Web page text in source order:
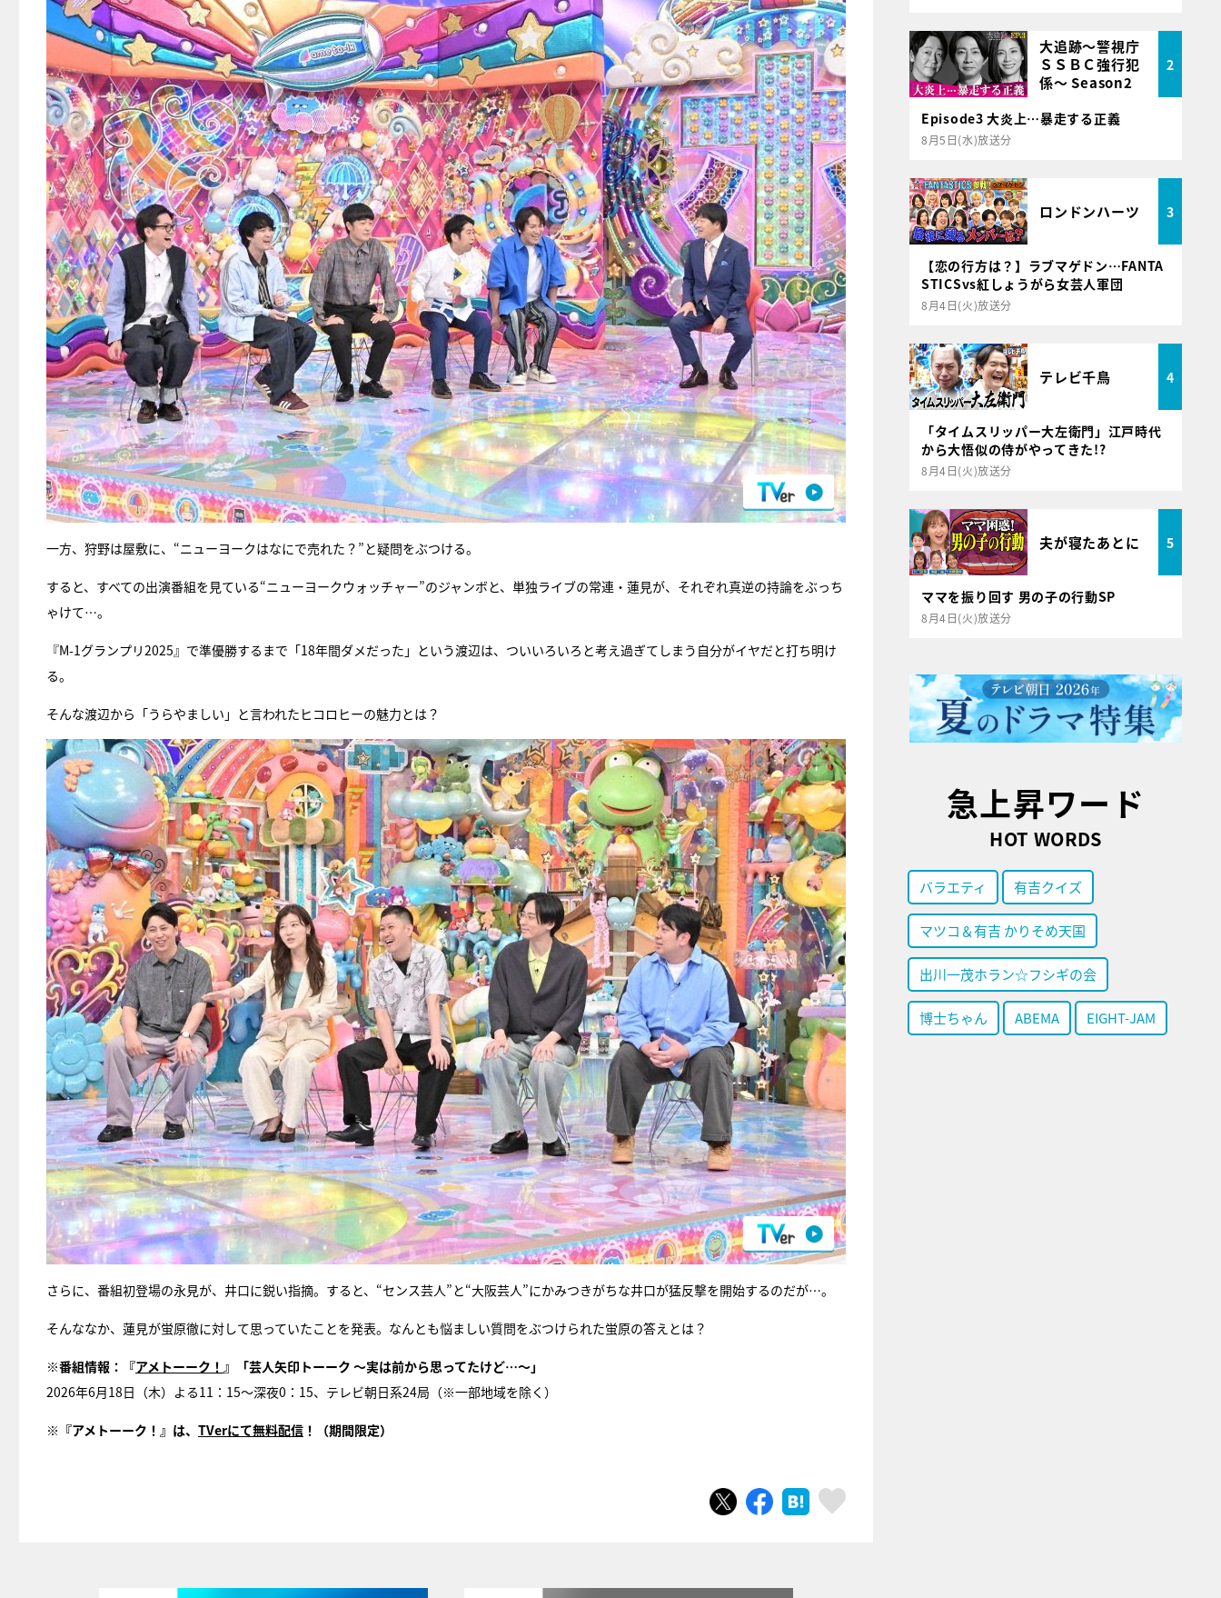
一方、狩野は屋敷に、“ニューヨークはなにで売れた？”と疑問をぶつける。
すると、すべての出演番組を見ている“ニューヨークウォッチャー”のジャンボと、単独ライブの常連・蓮見が、それぞれ真逆の持論をぶっち
ゃけて…。
『M-1グランプリ2025』で準優勝するまで「18年間ダメだった」という渡辺は、ついいろいろと考え過ぎてしまう自分がイヤだと打ち明け
る。
そんな渡辺から「うらやましい」と言われたヒコロヒーの魅力とは？
さらに、番組初登場の永見が、井口に鋭い指摘。すると、“センス芸人”と“大阪芸人”にかみつきがちな井口が猛反撃を開始するのだが…。
そんななか、蓮見が蛍原徹に対して思っていたことを発表。なんとも悩ましい質問をぶつけられた蛍原の答えとは？
※番組情報：『アメトーーク！ 』「芸人矢印トーーク ～実は前から思ってたけど…～」
2026年6月18日（木）よる11：15～深夜0：15、テレビ朝日系24局（※一部地域を除く）
※『アメトーーク！』は、 TVerにて無料配信 ！（期間限定）
ツイートシェア はてブ
大追跡～警視庁
ＳＳＢＣ強行犯
係～ Season2
2
Episode3 大炎上…暴走する正義
8月5日(水)放送分
ロンドンハーツ 3
【恋の行方は？】ラブマゲドン…FANTA
STICSvs紅しょうがら女芸人軍団
8月4日(火)放送分
テレビ千鳥 4
「タイムスリッパー大左衛門」江戸時代
から大悟似の侍がやってきた!?
8月4日(火)放送分
夫が寝たあとに 5
ママを振り回す 男の子の行動SP
8月4日(火)放送分
急上昇ワード
HOT WORDS
バラエティ 有吉クイズ
マツコ＆有吉 かりそめ天国
出川一茂ホラン☆フシギの会
博士ちゃん ABEMA EIGHT-JAM